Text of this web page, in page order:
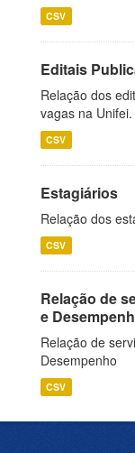
CSV
Editais
Relação dos
vagas na Unifei.
CSV
Estagiários
Relação dos
CSV
Relação de
e
Relação de
Desempenho
CSV